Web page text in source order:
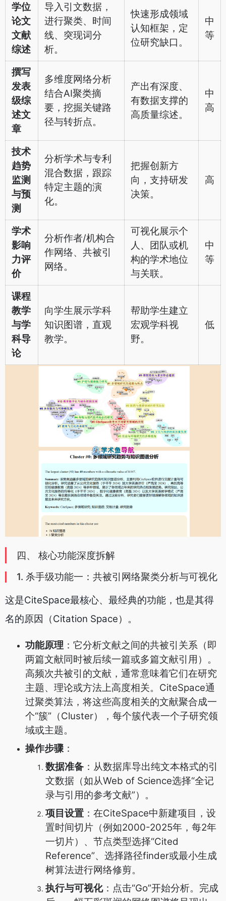
学位
论文
文献
综述
导入引文数据，
进行聚类、时间
线、突现词分
析。
快速形成领域
认知框架，定
位研究缺口。
中
等
撰写
发表
级综
述文
章
多维度网络分析
结合AI聚类摘
要，挖掘关键路
径与转折点。
产出有深度、
有数据支撑的
高质量综述。
中
高
技术
趋势
监测
与预
测
分析学术与专利
混合数据，跟踪
特定主题的演
化。
把握创新方
向，支持研发
决策。
高
学术
影响
力评
价
分析作者/机构合
作网络、共被引
网络。
可视化展示个
人、团队或机
构的学术地位
与关联。
中
等
课程
教学
与学
科导
论
向学生展示学科
知识图谱，直观
教学。
帮助学生建立
宏观学科视
野。
低
四、 核心功能深度拆解
1. 杀手级功能一：共被引网络聚类分析与可视化
这是CiteSpace最核心、最经典的功能，也是其得
名的原因（Citation Space）。
功能原理 ：它分析文献之间的共被引关系（即
两篇文献同时被后续一篇或多篇文献引用）。
高频次共被引的文献，通常意味着它们在研究
主题、理论或方法上高度相关。CiteSpace通
过聚类算法，将这些高度相关的文献聚合成一
个“簇”（Cluster），每个簇代表一个子研究领
域或主题。
操作步骤：
数据准备 ：从数据库导出纯文本格式的引
文数据（如从Web of Science选择“全记
录与引用的参考文献”）。
项目设置 ：在CiteSpace中新建项目，设
置时间切片（例如2000-2025年，每2年
一切片）、节点类型选择“Cited
Reference”、选择路径finder或最小生成
树算法进行网络修剪。
执行与可视化：点击“Go”开始分析。完成